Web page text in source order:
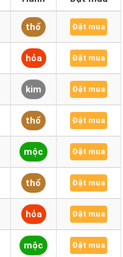
thổ Đặt mua
hỏa Đặt mua
kim Đặt mua
thổ Đặt mua
mộc Đặt mua
thổ Đặt mua
hỏa Đặt mua
mộc Đặt mua